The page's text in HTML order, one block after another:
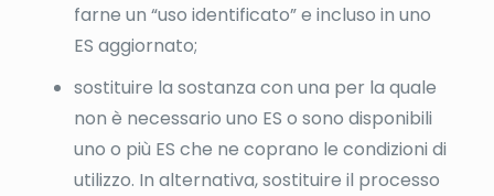
farne un “uso identificato” e incluso in uno
ES aggiornato;
sostituire la sostanza con una per la quale
non è necessario uno ES o sono disponibili
uno o più ES che ne coprano le condizioni di
utilizzo. In alternativa, sostituire il processo